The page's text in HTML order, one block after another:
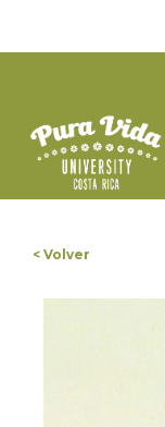
< Volver